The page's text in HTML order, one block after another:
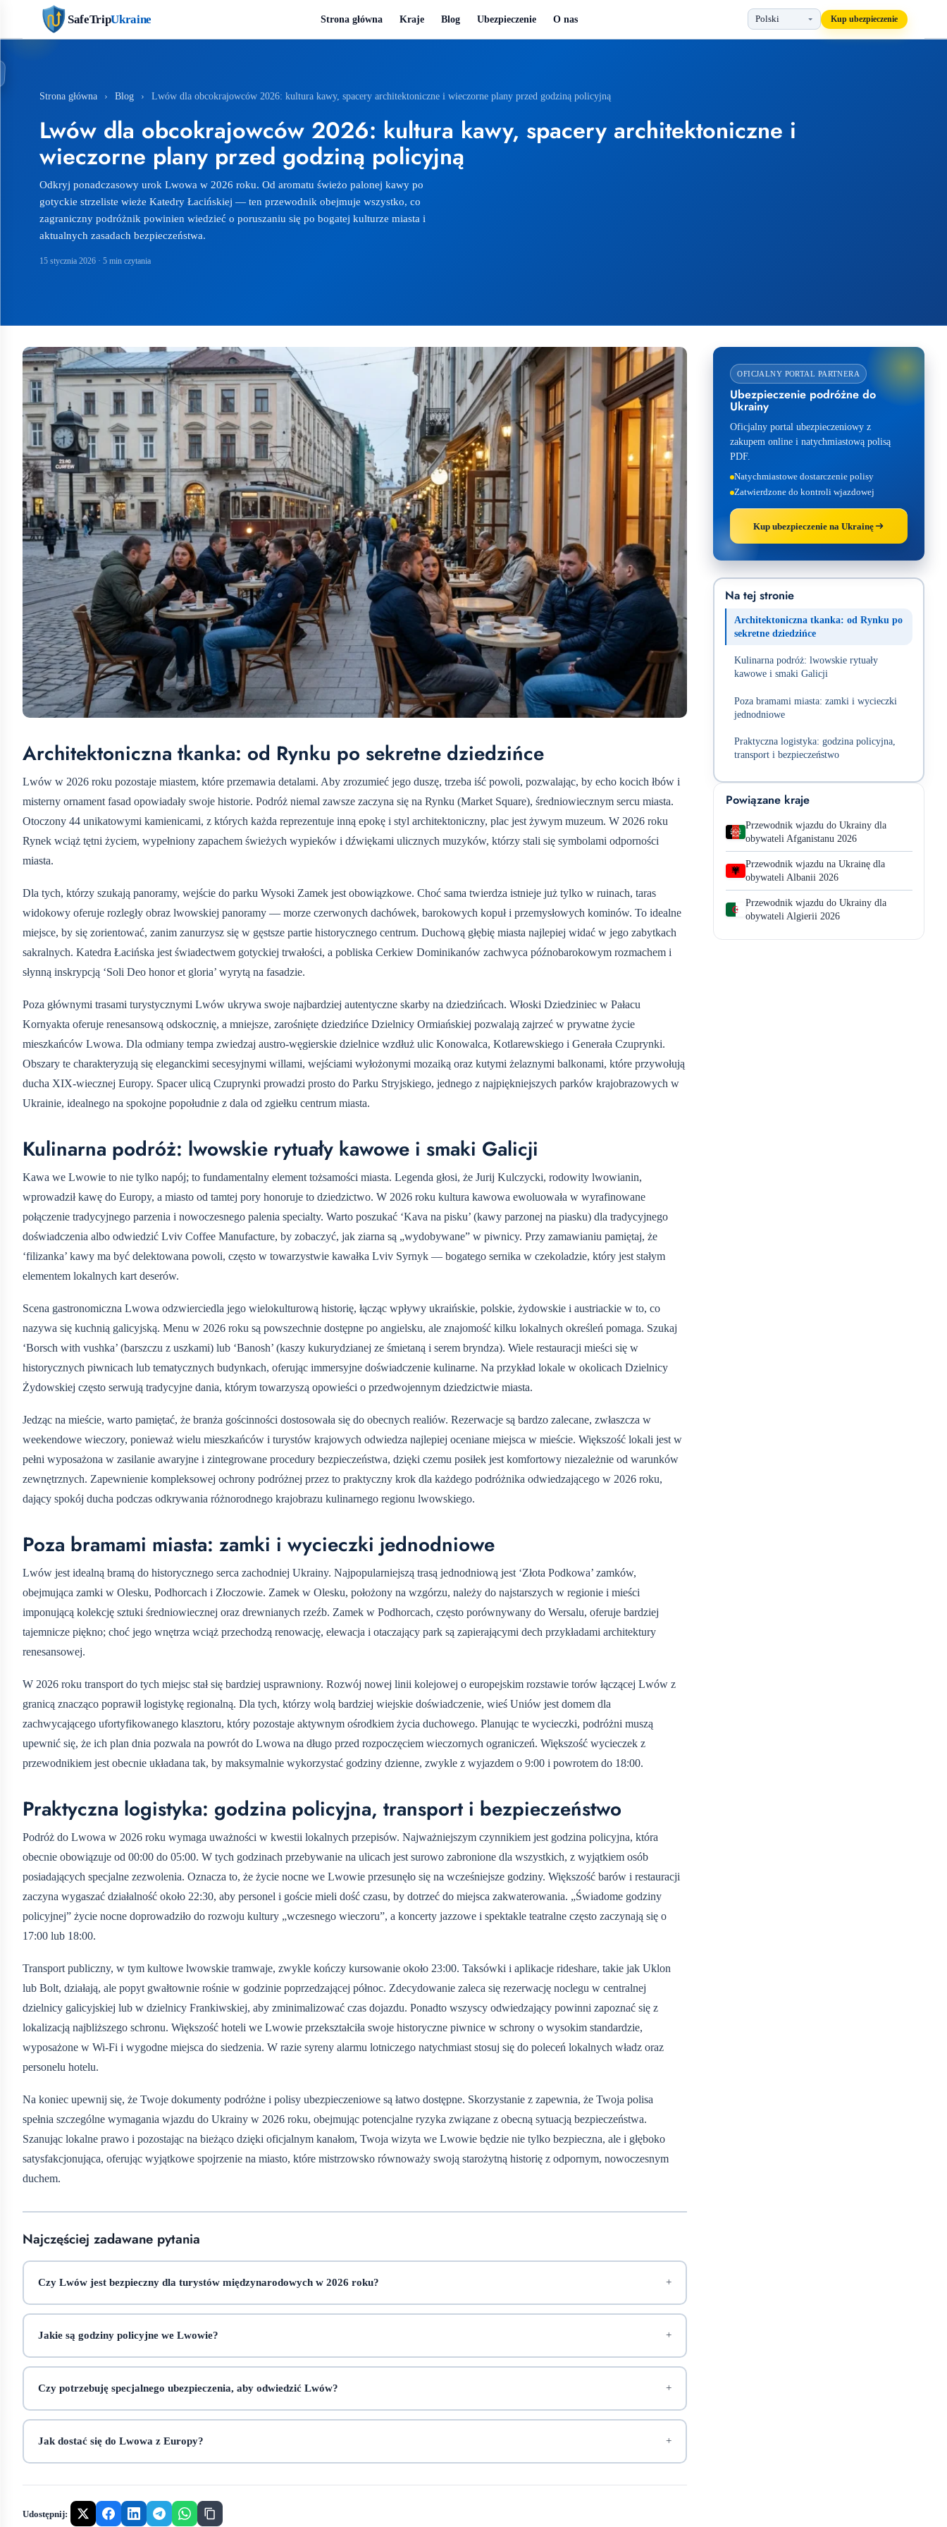
SafeTripUkraine Strona główna Kraje Blog Ubezpieczenie O nas Kup ubezpieczenie
Strona główna › Blog › Lwów dla obcokrajowców 2026: kultura kawy, spacery architektoniczne i wieczorne plany przed godziną policyjną
Lwów dla obcokrajowców 2026: kultura kawy, spacery architektoniczne i
wieczorne plany przed godziną policyjną
Odkryj ponadczasowy urok Lwowa w 2026 roku. Od aromatu świeżo palonej kawy po
gotyckie strzeliste wieże Katedry Łacińskiej — ten przewodnik obejmuje wszystko, co
zagraniczny podróżnik powinien wiedzieć o poruszaniu się po bogatej kulturze miasta i
aktualnych zasadach bezpieczeństwa.
15 stycznia 2026 · 5 min czytania
Architektoniczna tkanka: od Rynku po sekretne dziedzińce
Lwów w 2026 roku pozostaje miastem, które przemawia detalami. Aby zrozumieć jego duszę, trzeba iść powoli, pozwalając, by echo kocich łbów i
misterny ornament fasad opowiadały swoje historie. Podróż niemal zawsze zaczyna się na Rynku (Market Square), średniowiecznym sercu miasta.
Otoczony 44 unikatowymi kamienicami, z których każda reprezentuje inną epokę i styl architektoniczny, plac jest żywym muzeum. W 2026 roku
Rynek wciąż tętni życiem, wypełniony zapachem świeżych wypieków i dźwiękami ulicznych muzyków, którzy stali się symbolami odporności
miasta.
Dla tych, którzy szukają panoramy, wejście do parku Wysoki Zamek jest obowiązkowe. Choć sama twierdza istnieje już tylko w ruinach, taras
widokowy oferuje rozległy obraz lwowskiej panoramy — morze czerwonych dachówek, barokowych kopuł i przemysłowych kominów. To idealne
miejsce, by się zorientować, zanim zanurzysz się w gęstsze partie historycznego centrum. Duchową głębię miasta najlepiej widać w jego zabytkach
sakralnych. Katedra Łacińska jest świadectwem gotyckiej trwałości, a pobliska Cerkiew Dominikanów zachwyca późnobarokowym rozmachem i
słynną inskrypcją ‘Soli Deo honor et gloria’ wyrytą na fasadzie.
Poza głównymi trasami turystycznymi Lwów ukrywa swoje najbardziej autentyczne skarby na dziedzińcach. Włoski Dziedziniec w Pałacu
Kornyakta oferuje renesansową odskocznię, a mniejsze, zarośnięte dziedzińce Dzielnicy Ormiańskiej pozwalają zajrzeć w prywatne życie
mieszkańców Lwowa. Dla odmiany tempa zwiedzaj austro-węgierskie dzielnice wzdłuż ulic Konowalca, Kotlarewskiego i Generała Czuprynki.
Obszary te charakteryzują się eleganckimi secesyjnymi willami, wejściami wyłożonymi mozaiką oraz kutymi żelaznymi balkonami, które przywołują
ducha XIX-wiecznej Europy. Spacer ulicą Czuprynki prowadzi prosto do Parku Stryjskiego, jednego z najpiękniejszych parków krajobrazowych w
Ukrainie, idealnego na spokojne popołudnie z dala od zgiełku centrum miasta.
Kulinarna podróż: lwowskie rytuały kawowe i smaki Galicji
Kawa we Lwowie to nie tylko napój; to fundamentalny element tożsamości miasta. Legenda głosi, że Jurij Kulczycki, rodowity lwowianin,
wprowadził kawę do Europy, a miasto od tamtej pory honoruje to dziedzictwo. W 2026 roku kultura kawowa ewoluowała w wyrafinowane
połączenie tradycyjnego parzenia i nowoczesnego palenia specialty. Warto poszukać ‘Kava na pisku’ (kawy parzonej na piasku) dla tradycyjnego
doświadczenia albo odwiedzić Lviv Coffee Manufacture, by zobaczyć, jak ziarna są „wydobywane” w piwnicy. Przy zamawianiu pamiętaj, że
‘filizanka’ kawy ma być delektowana powoli, często w towarzystwie kawałka Lviv Syrnyk — bogatego sernika w czekoladzie, który jest stałym
elementem lokalnych kart deserów.
Scena gastronomiczna Lwowa odzwierciedla jego wielokulturową historię, łącząc wpływy ukraińskie, polskie, żydowskie i austriackie w to, co
nazywa się kuchnią galicyjską. Menu w 2026 roku są powszechnie dostępne po angielsku, ale znajomość kilku lokalnych określeń pomaga. Szukaj
‘Borsch with vushka’ (barszczu z uszkami) lub ‘Banosh’ (kaszy kukurydzianej ze śmietaną i serem bryndza). Wiele restauracji mieści się w
historycznych piwnicach lub tematycznych budynkach, oferując immersyjne doświadczenie kulinarne. Na przykład lokale w okolicach Dzielnicy
Żydowskiej często serwują tradycyjne dania, którym towarzyszą opowieści o przedwojennym dziedzictwie miasta.
Jedząc na mieście, warto pamiętać, że branża gościnności dostosowała się do obecnych realiów. Rezerwacje są bardzo zalecane, zwłaszcza w
weekendowe wieczory, ponieważ wielu mieszkańców i turystów krajowych odwiedza najlepiej oceniane miejsca w mieście. Większość lokali jest w
pełni wyposażona w zasilanie awaryjne i zintegrowane procedury bezpieczeństwa, dzięki czemu posiłek jest komfortowy niezależnie od warunków
zewnętrznych. Zapewnienie kompleksowej ochrony podróżnej przez to praktyczny krok dla każdego podróżnika odwiedzającego w 2026 roku,
dający spokój ducha podczas odkrywania różnorodnego krajobrazu kulinarnego regionu lwowskiego.
Poza bramami miasta: zamki i wycieczki jednodniowe
Lwów jest idealną bramą do historycznego serca zachodniej Ukrainy. Najpopularniejszą trasą jednodniową jest ‘Złota Podkowa’ zamków,
obejmująca zamki w Olesku, Podhorcach i Złoczowie. Zamek w Olesku, położony na wzgórzu, należy do najstarszych w regionie i mieści
imponującą kolekcję sztuki średniowiecznej oraz drewnianych rzeźb. Zamek w Podhorcach, często porównywany do Wersalu, oferuje bardziej
tajemnicze piękno; choć jego wnętrza wciąż przechodzą renowację, elewacja i otaczający park są zapierającymi dech przykładami architektury
renesansowej.
W 2026 roku transport do tych miejsc stał się bardziej usprawniony. Rozwój nowej linii kolejowej o europejskim rozstawie torów łączącej Lwów z
granicą znacząco poprawił logistykę regionalną. Dla tych, którzy wolą bardziej wiejskie doświadczenie, wieś Uniów jest domem dla
zachwycającego ufortyfikowanego klasztoru, który pozostaje aktywnym ośrodkiem życia duchowego. Planując te wycieczki, podróżni muszą
upewnić się, że ich plan dnia pozwala na powrót do Lwowa na długo przed rozpoczęciem wieczornych ograniczeń. Większość wycieczek z
przewodnikiem jest obecnie układana tak, by maksymalnie wykorzystać godziny dzienne, zwykle z wyjazdem o 9:00 i powrotem do 18:00.
Praktyczna logistyka: godzina policyjna, transport i bezpieczeństwo
Podróż do Lwowa w 2026 roku wymaga uważności w kwestii lokalnych przepisów. Najważniejszym czynnikiem jest godzina policyjna, która
obecnie obowiązuje od 00:00 do 05:00. W tych godzinach przebywanie na ulicach jest surowo zabronione dla wszystkich, z wyjątkiem osób
posiadających specjalne zezwolenia. Oznacza to, że życie nocne we Lwowie przesunęło się na wcześniejsze godziny. Większość barów i restauracji
zaczyna wygaszać działalność około 22:30, aby personel i goście mieli dość czasu, by dotrzeć do miejsca zakwaterowania. „Świadome godziny
policyjnej” życie nocne doprowadziło do rozwoju kultury „wczesnego wieczoru”, a koncerty jazzowe i spektakle teatralne często zaczynają się o
17:00 lub 18:00.
Transport publiczny, w tym kultowe lwowskie tramwaje, zwykle kończy kursowanie około 23:00. Taksówki i aplikacje rideshare, takie jak Uklon
lub Bolt, działają, ale popyt gwałtownie rośnie w godzinie poprzedzającej północ. Zdecydowanie zaleca się rezerwację noclegu w centralnej
dzielnicy galicyjskiej lub w dzielnicy Frankiwskiej, aby zminimalizować czas dojazdu. Ponadto wszyscy odwiedzający powinni zapoznać się z
lokalizacją najbliższego schronu. Większość hoteli we Lwowie przekształciła swoje historyczne piwnice w schrony o wysokim standardzie,
wyposażone w Wi‑Fi i wygodne miejsca do siedzenia. W razie syreny alarmu lotniczego natychmiast stosuj się do poleceń lokalnych władz oraz
personelu hotelu.
Na koniec upewnij się, że Twoje dokumenty podróżne i polisy ubezpieczeniowe są łatwo dostępne. Skorzystanie z zapewnia, że Twoja polisa
spełnia szczególne wymagania wjazdu do Ukrainy w 2026 roku, obejmując potencjalne ryzyka związane z obecną sytuacją bezpieczeństwa.
Szanując lokalne prawo i pozostając na bieżąco dzięki oficjalnym kanałom, Twoja wizyta we Lwowie będzie nie tylko bezpieczna, ale i głęboko
satysfakcjonująca, oferując wyjątkowe spojrzenie na miasto, które mistrzowsko równoważy swoją starożytną historię z odpornym, nowoczesnym
duchem.
Najczęściej zadawane pytania
Czy Lwów jest bezpieczny dla turystów międzynarodowych w 2026 roku?
Jakie są godziny policyjne we Lwowie?
Czy potrzebuję specjalnego ubezpieczenia, aby odwiedzić Lwów?
Jak dostać się do Lwowa z Europy?
Udostępnij:
OFICJALNY PORTAL PARTNERA
Ubezpieczenie podróżne do
Ukrainy
Oficjalny portal ubezpieczeniowy z
zakupem online i natychmiastową polisą
PDF.
Natychmiastowe dostarczenie polisy
Zatwierdzone do kontroli wjazdowej
Kup ubezpieczenie na Ukrainę
Na tej stronie
Architektoniczna tkanka: od Rynku po
sekretne dziedzińce
Kulinarna podróż: lwowskie rytuały
kawowe i smaki Galicji
Poza bramami miasta: zamki i wycieczki
jednodniowe
Praktyczna logistyka: godzina policyjna,
transport i bezpieczeństwo
Powiązane kraje
Przewodnik wjazdu do Ukrainy dla
obywateli Afganistanu 2026
Przewodnik wjazdu na Ukrainę dla
obywateli Albanii 2026
Przewodnik wjazdu do Ukrainy dla
obywateli Algierii 2026